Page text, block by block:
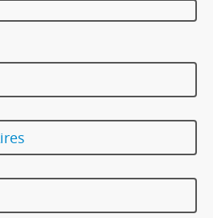
simple] Foto 080, 1925-1935
simple] Foto 082, 1925-1935
simple] Foto 087, 1925-1935
simple] Foto 090, 1925-1935